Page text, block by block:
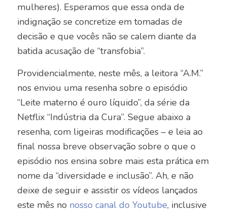
mulheres). Esperamos que essa onda de
indignação se concretize em tomadas de
decisão e que vocês não se calem diante da
batida acusação de “transfobia”.
Providencialmente, neste mês, a leitora “A.M.”
nos enviou uma resenha sobre o episódio
“Leite materno é ouro líquido”, da série da
Netflix “Indústria da Cura”. Segue abaixo a
resenha, com ligeiras modificações – e leia ao
final nossa breve observação sobre o que o
episódio nos ensina sobre mais esta prática em
nome da “diversidade e inclusão”. Ah, e não
deixe de seguir e assistir os vídeos lançados
este mês no nosso canal do Youtube, inclusive